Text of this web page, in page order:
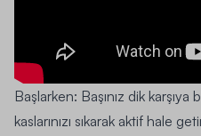
Başlarken: Başınız dik
kaslarınızı sıkarak aktif hale